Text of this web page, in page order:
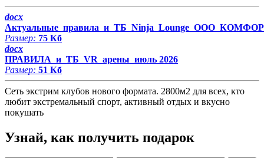
docx
Размер: 75 Кб
docx
ПРАВИЛА_и_ТБ_VR_арены_июль 2026
Размер: 51 Кб
Сеть экстрим клубов нового формата. 2800м2 для всех, кто
любит экстремальный спорт, активный отдых и вкусно
покушать
Узнай, как получить подарок